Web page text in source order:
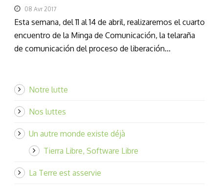
08 Avr 2017
Esta semana, del 11 al 14 de abril, realizaremos el cuarto
encuentro de la Minga de Comunicación, la telaraña
de comunicación del proceso de liberación...
Notre lutte
Nos luttes
Un autre monde existe déjà
Tierra Libre, Software Libre
La Terre est asservie